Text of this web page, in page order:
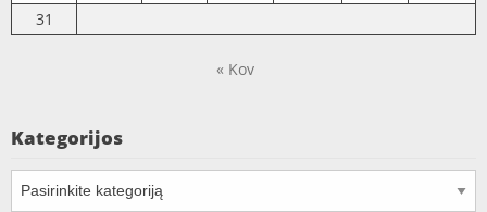
31
« Kov
Kategorijos